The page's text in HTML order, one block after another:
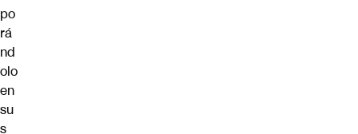
po
rá
nd
olo
en
su
s